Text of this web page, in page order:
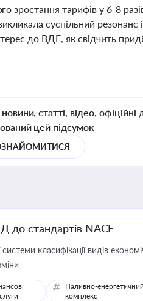
зростання тарифів у 6-8
суспільний
до ВДЕ, як свідчить
статті, відео,
цей підсумок
до стандартів NACE
класифікації видів
Паливно-енергетичний
комплекс